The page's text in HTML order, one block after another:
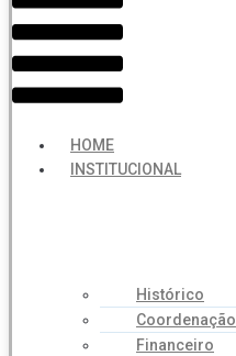
HOME
INSTITUCIONAL
Histórico
Coordenação
Financeiro